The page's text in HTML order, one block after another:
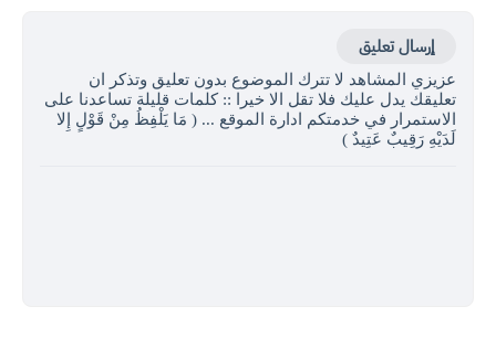
إرسال تعليق
عزيزي المشاهد لا تترك الموضوع بدون تعليق وتذكر ان
تعليقك يدل عليك فلا تقل الا خيرا :: كلمات قليلة تساعدنا على
الاستمرار في خدمتكم ادارة الموقع ... ( مَا يَلْفِظُ مِنْ قَوْلٍ إِلا
لَدَيْهِ رَقِيبٌ عَتِيدٌ )